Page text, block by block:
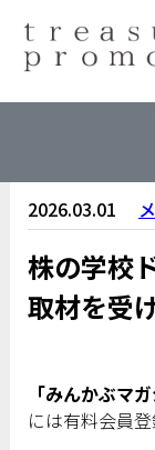
2026.03.01
株の学校
取材を受
「みんかぶマガ
には有料会員